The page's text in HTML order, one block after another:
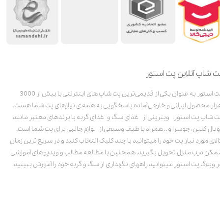
شاپ آنلاین پت استور
پت استور به عنوان یکی از قدیمی‌ترین پت شاپ های اینترنتی با بیش از 3000
محصول ایرانی و خارجی آماده پاسخگویی به همه ی نیازهای پت شما هست.
شاپ پت استور، ویترینی از غذای سگ و غذای گربه با برندهای معتبر مانند:
کنین، جوسرا و .. همراه با طیف وسیعی از لوازم جانبی برای پت شما است.
مورد نیاز پت خود را میتوانید با چند کلیک انتخاب کنید و در سریع ترین زمان
درب منزل تحویل بگیرید. همچنین با مطالعه مطالب و ویدیوهای آموزشی
وبلاگ پت استور میتوانید راههای نگهداری از سگ و گربه خود را آموزش ببینید.